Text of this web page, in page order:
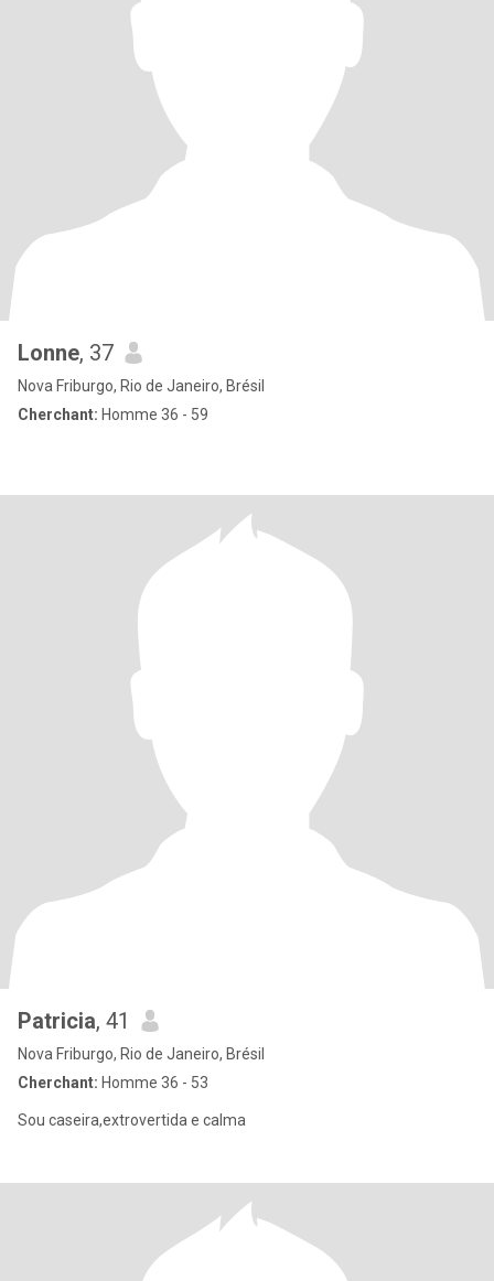
Lonne, 37
Nova Friburgo, Rio de Janeiro, Brésil
Cherchant: Homme 36 - 59
Patricia, 41
Nova Friburgo, Rio de Janeiro, Brésil
Cherchant: Homme 36 - 53
Sou caseira,extrovertida e calma